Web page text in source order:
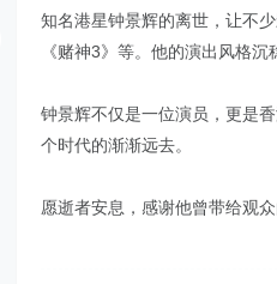
知名港星钟景辉的离世，让不
《赌神3》等。他的演出风格
钟景辉不仅是一位演员，更是
个时代的渐渐远去。
愿逝者安息，感谢他曾带给观